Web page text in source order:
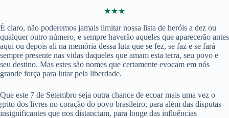
★★★
É claro, não poderemos jamais limitar nossa lista de heróis a dez ou
qualquer outro número, e sempre haverão aqueles que aparecerão antes
aqui ou depois ali na memória dessa luta que se fez, se faz e se fará
sempre presente nas vidas daqueles que amam esta terra, seu povo e
seu destino. Mas estes são nomes que certamente evocam em nós
grande força para lutar pela liberdade.
Que este 7 de Setembro seja outra chance de ecoar mais uma vez o
grito dos livres no coração do povo brasileiro, para além das disputas
insignificantes que nos distanciam, para longe das influências